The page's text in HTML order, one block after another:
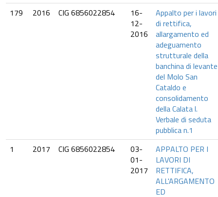
179
2016 CIG 6856022854
16-
12-
2016
Appalto per i lavori
di rettifica,
allargamento ed
adeguamento
strutturale della
banchina di levante
del Molo San
Cataldo e
consolidamento
della Calata l.
Verbale di seduta
pubblica n.1
1
2017 CIG 6856022854
03-
01-
2017
APPALTO PER I
LAVORI DI
RETTIFICA,
ALL'ARGAMENTO
ED